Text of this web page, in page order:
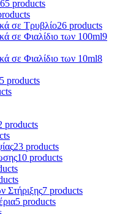
65 products
σε Τρυβλίο26 products
σε Φιαλίδιο των 100ml9
σε Φιαλίδιο των 10ml8
5 products
products
23 products
10 products
Στήριξης7 products
5 products